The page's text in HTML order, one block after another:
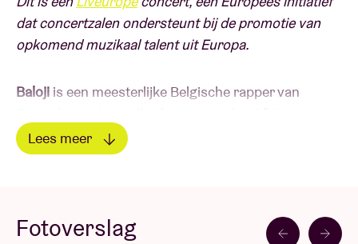
dat concertzalen ondersteunt bij de promotie van
opkomend muzikaal talent uit Europa.
Baloji is een meesterlijke Belgische rapper van
Express van Damon Albarns en vele anderen. Zijn
vorige album137 Avenue Kaniama
2018. Anno 2023 is Baloji helemaal terug van
Lees meer
Fotoverslag